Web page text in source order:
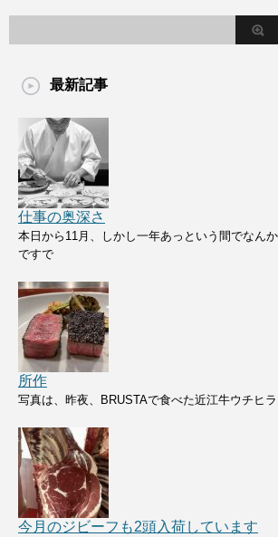
最新記事
仕事の奥深さ
本日から11月、しかし一年あっという間でなん
ですで
所作
写真は、昨夜、BRUSTAで食べた近江牛ウチヒ
今月のジビーフも2頭入荷しています